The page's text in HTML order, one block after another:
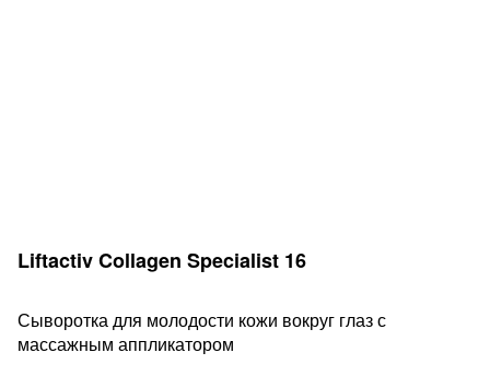
Liftactiv Collagen Specialist 16
Сыворотка для молодости кожи вокруг глаз с
массажным аппликатором